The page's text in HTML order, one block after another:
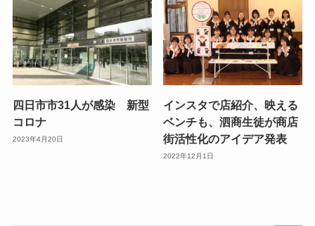
四日市市31人が感染 新型
コロナ
2023年4月20日
インスタで店紹介、映える
ベンチも、泗商生徒が商店
街活性化のアイデア発表
2022年12月1日